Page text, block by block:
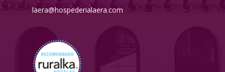
laera@hospederialaera.com